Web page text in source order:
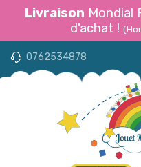
Livraison Mondial
d'achat !
0762534878